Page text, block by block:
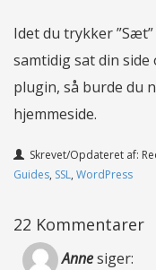
Idet du trykker
samtidig sat din side
plugin, så burde du
hjemmeside.
Skrevet/Opdateret af:
Guides, SSL, WordPress
22 Kommentarer
Annesiger: